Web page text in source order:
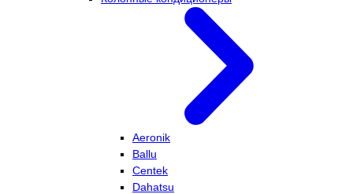
Aeronik
Ballu
Centek
Dahatsu